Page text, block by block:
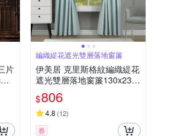
片
)
編織緹花遮光雙層落地窗簾
伊美居 克里斯格紋編織緹花
遮光雙層落地窗簾130x230c
m -2件
$806
4.8 (12)
券